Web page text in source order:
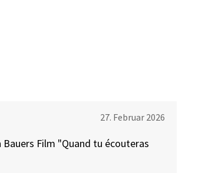
Film "Quand tu écouteras
27. Februar 2026